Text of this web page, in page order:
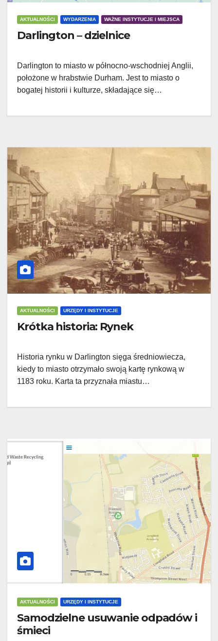
AKTUALNOŚCI WYDARZENIA WAŻNE INSTYTUCJE I MIEJSCA
Darlington – dzielnice
Darlington to miasto w północno-wschodniej Anglii,
położone w hrabstwie Durham. Jest to miasto o
bogatej historii i kulturze, składające się…
AKTUALNOŚCI URZĘDY I INSTYTUCJE
Krótka historia: Rynek
Historia rynku w Darlington sięga średniowiecza,
kiedy to miasto otrzymało swoją kartę rynkową w
1183 roku. Karta ta przyznała miastu…
AKTUALNOŚCI URZĘDY I INSTYTUCJE
Samodzielne usuwanie odpadów i
śmieci